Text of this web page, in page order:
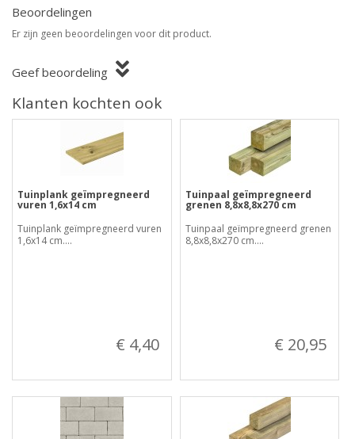
Beoordelingen
Er zijn geen beoordelingen voor dit product.
Geef beoordeling
Klanten kochten ook
Tuinplank geïmpregneerd
vuren 1,6x14 cm
Tuinplank geïmpregneerd vuren
1,6x14 cm....
€ 4,40
Tuinpaal geïmpregneerd
grenen 8,8x8,8x270 cm
Tuinpaal geïmpregneerd grenen
8,8x8,8x270 cm....
€ 20,95